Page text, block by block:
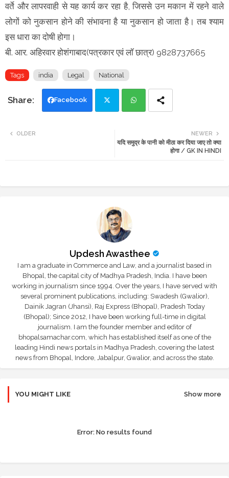
वर्ते और लापरवाही से यह कार्य कर रहा है, जिससे उन मकान में रहने वाले
लोगों को नुकसान होने की संभावना है या नुकसान हो जाता है। तब श्याम
इस धारा का दोषी होगा।
बी. आर. अहिरवार होशंगाबाद(पत्रकार एवं लॉ छात्र) 9828737665
Tags india Legal National
Facebook
ats
NEWER
यदि समुद्र के पानी को मीठा कर दिया जाए तो क्या
होगा / GK IN HINDI
OLDER
Updesh Awasthee
I am a graduate in Commerce and Law, and a journalist based in
Bhopal, the capital city of Madhya Pradesh, India. I have been
working in journalism since 1994. Over the years, I have served with
several prominent publications, including: Swadesh (Gwalior),
Dainik Jagran (Jhansi), Raj Express (Bhopal), Pradesh Today
(Bhopal); Since 2012, I have been working full-time in digital
journalism. I am the founder member and editor of
bhopalsamachar.com, which has established itself as one of the
leading Hindi news portals in Madhya Pradesh, covering the latest
news from Bhopal, Indore, Jabalpur, Gwalior, and across the state.
YOU MIGHT LIKE Show more
Error: No results found